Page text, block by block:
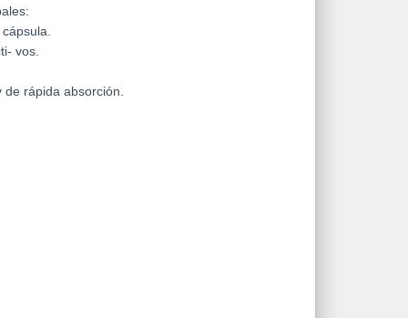
vos.
de rápida absorción.